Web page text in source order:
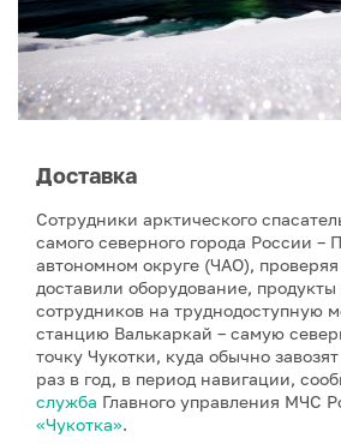
Доставка
Сотрудники арктического
самого северного города России –
автономном округе (ЧАО),
доставили оборудование,
сотрудников на труднодоступную
станцию Валькаркай – самую
точку Чукотки, куда обычно
раз в год, в период навигации,
служба Главного управления МЧС
«Чукотка».